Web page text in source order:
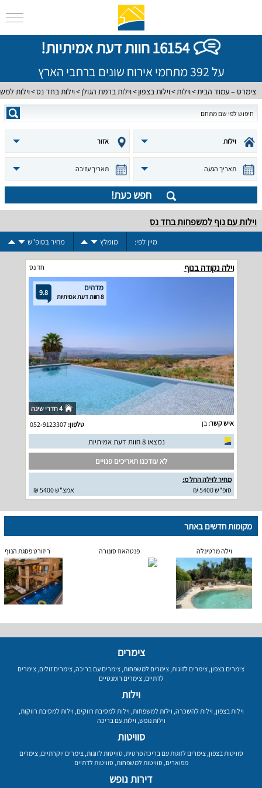
16154 חוות דעת אמיתיות!
על 392 מתחמי אירוח שונים ברחבי הארץ
צימרס – עמוד הבית וילות וילות בצפון וילות ברמת הגולן וילות בחד נס וילות
וילות אזור
תאריך הגעה תאריך עזיבה
חפש כעת!
וילות עם נוף למשפחות בחד נס
מיין לפי: מומלץ מחיר בסופ"ש
וילה נקודה בנוף חד נס
9.8 מדהים
8 חוות דעת אמיתיות
4 חדרי שינה
איש קשר: בן טלפון:052-9123307
נמצאו 8 חוות דעת אמיתיות
לא עודכנו תאריכים פנויים
מחיר לוילה החל מ:
סופ"ש 5400 ₪
אמצ"ש 5400 ₪
מקומות חדשים באתר
וילה מרטינלה פנטהאוז סונורה ריזורט פסגת הנוף
צימרים
צימרים בצפון, צימרים לזוגות, צימרים למשפחות, צימרים עם בריכה, צימרים זולים, צימרים
לדתיים,צימרים רומנטיים
וילות
וילות בצפון, וילות להשכרה, וילות למשפחות, וילות למסיבת רווקים, וילות למסיבת רווקות,
וילות נופש, וילות עם בריכה
סוויטות
סוויטות בצפון,צימרים לזוגות עם בריכה פרטית,סוויטות לזוגות,צימרים יוקרתיים,צימרים
מפוארים,סוויטות למשפחות,סוויטות לדתיים
דירות נופש